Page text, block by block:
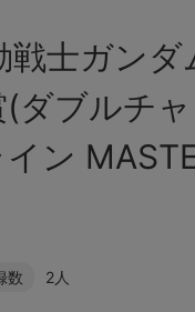
士ガンダ
ダブルチ
ン
数 2人